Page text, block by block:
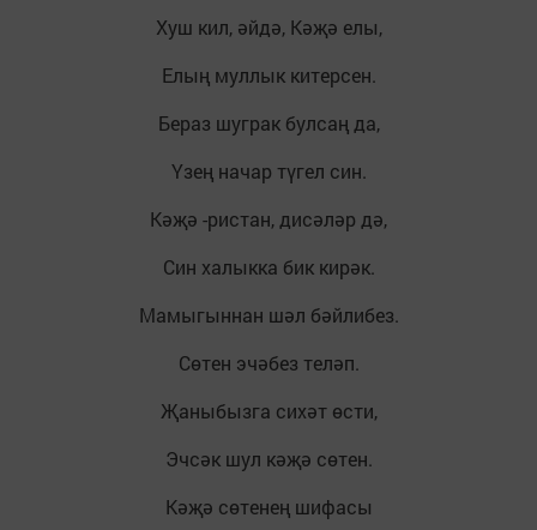
Хуш кил, әйдә, Кәҗә елы,
Елың муллык китерсен.
Бераз шуграк булсаң да,
Үзең начар түгел син.
Кәҗә -ристан, дисәләр дә,
Син халыкка бик кирәк.
Мамыгыннан шәл бәйлибез.
Сөтен эчәбез теләп.
Җаныбызга сихәт өсти,
Эчсәк шул кәҗә сөтен.
Кәҗә сөтенең шифасы